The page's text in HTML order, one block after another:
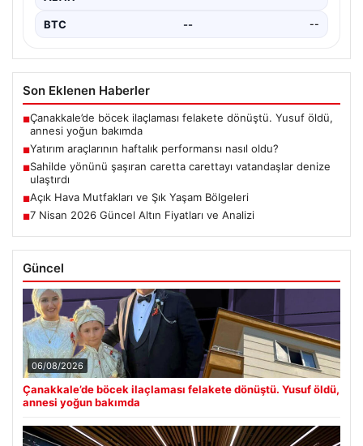
ALTIN --
BTC -- --
Son Eklenen Haberler
■Çanakkale’de böcek ilaçlaması felakete dönüştü. Yusuf öldü,
annesi yoğun bakımda
Yatırım araçlarının haftalık performansı nasıl oldu?
■Sahilde yönünü şaşıran caretta carettayı vatandaşlar denize
ulaştırdı
■7 Nisan 2026 Güncel Altın Fiyatları ve Analizi
Güncel
06/08/2026
annesi yoğun bakımda